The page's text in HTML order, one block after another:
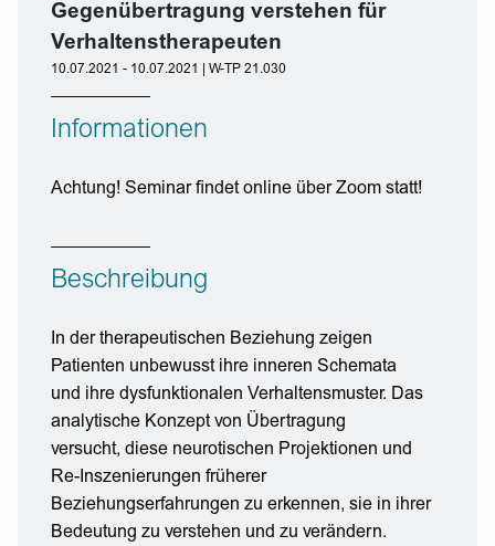
Gegenübertragung verstehen für
Verhaltenstherapeuten
10.07.2021 - 10.07.2021 | W-TP 21.030
Informationen
Achtung! Seminar findet online über Zoom statt!
Beschreibung
In der therapeutischen Beziehung zeigen
Patienten unbewusst ihre inneren Schemata
und ihre dysfunktionalen Verhaltensmuster. Das
analytische Konzept von Übertragung
versucht, diese neurotischen Projektionen und
Re-Inszenierungen früherer
Beziehungserfahrungen zu erkennen, sie in ihrer
Bedeutung zu verstehen und zu verändern.